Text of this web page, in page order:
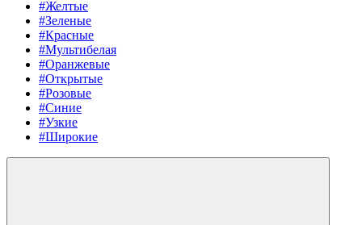
#Желтые
#Зеленые
#Красные
#Мультибелая
#Оранжевые
#Открытые
#Розовые
#Синие
#Узкие
#Широкие